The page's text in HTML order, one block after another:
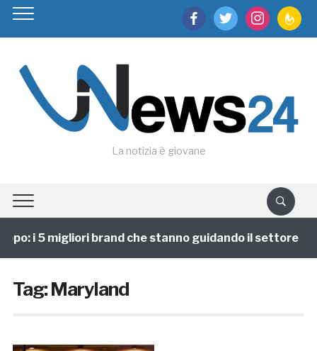
facebooktwitter instagram
La notizia è giovane
i 5 migliori brand che stanno guidando il settore
Tag:Maryland